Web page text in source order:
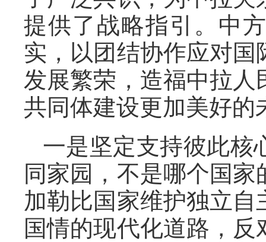
提供了战略指引。中
实，以团结协作应对
发展繁荣，造福中拉
共同体建设更加美好的
一是坚定支持彼此核
同家园，不是哪个国
加勒比国家维护独立
国情的现代化道路，